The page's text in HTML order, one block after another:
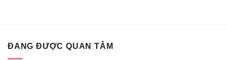
6?
HÓA
HỌC
ĐANG ĐƯỢC QUAN TÂM